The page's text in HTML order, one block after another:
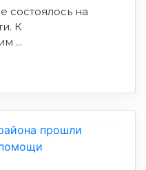
состоялось на
К
...